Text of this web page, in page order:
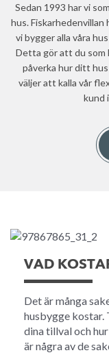
Sedan 1993 har vi
hus.
vi bygger alla våra
Detta gör att du som
påverka hur ditt
väljer att kalla vår
kund
VAD
Det är många
husbygge kostar.
dina tillval och
är några av de